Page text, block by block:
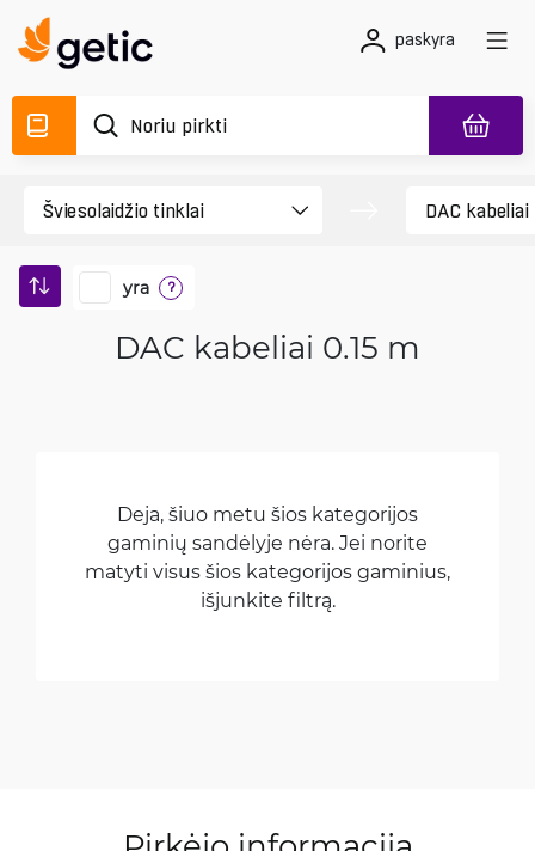
paskyra
yra ?
DAC kabeliai 0.15 m
Deja, šiuo metu šios kategorijos
gaminių sandėlyje nėra. Jei norite
matyti visus šios kategorijos gaminius,
išjunkite filtrą.